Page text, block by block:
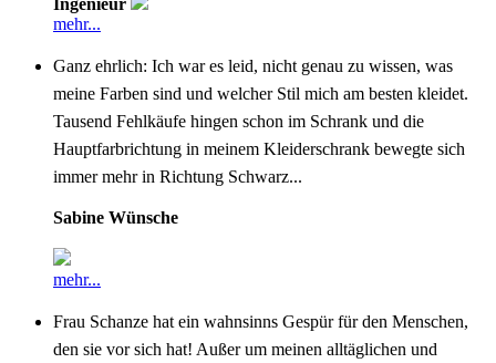
Ingenieur
mehr...
Ganz ehrlich: Ich war es leid, nicht genau zu wissen, was
meine Farben sind und welcher Stil mich am besten kleidet.
Tausend Fehlkäufe hingen schon im Schrank und die
Hauptfarbrichtung in meinem Kleiderschrank bewegte sich
immer mehr in Richtung Schwarz...
Sabine Wünsche
mehr...
Frau Schanze hat ein wahnsinns Gespür für den Menschen,
den sie vor sich hat! Außer um meinen alltäglichen und